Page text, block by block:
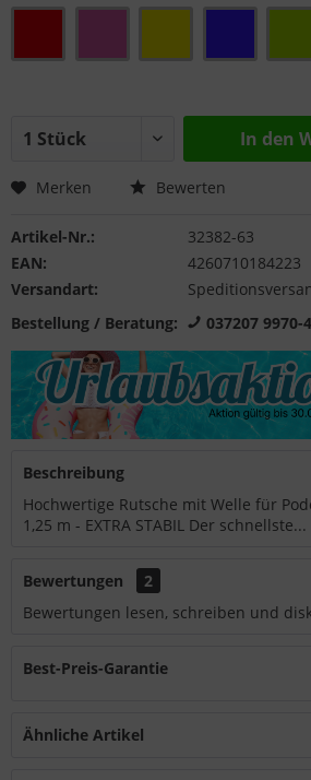
In den
Merken Bewerten
Artikel-Nr.:
32382-63
EAN:
4260710184223
Versandart:
Bestellung / Beratung:
037207 9970-
Beschreibung
Hochwertige Rutsche mit Welle für
1,25 m - EXTRA STABIL Der schnellste...
Bewertungen
2
Bewertungen lesen, schreiben und
Best-Preis-Garantie
Ähnliche Artikel